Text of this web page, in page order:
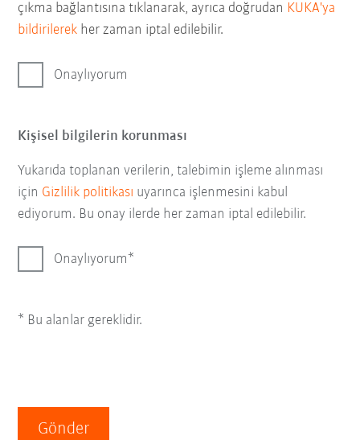
çıkma bağlantısına tıklanarak, ayrıca doğrudan KUKA'ya
bildirilerek her zaman iptal edilebilir.
Onaylıyorum
Kişisel bilgilerin korunması
Yukarıda toplanan verilerin, talebimin işleme alınması
için Gizlilik politikası uyarınca işlenmesini kabul
ediyorum. Bu onay ilerde her zaman iptal edilebilir.
Onaylıyorum
* Bu alanlar gereklidir.
Gönder